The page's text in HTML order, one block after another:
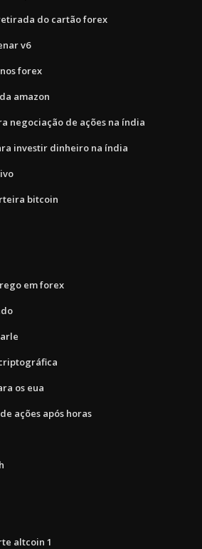
do cartão forex
v6
forex
amazon
negociação de ações na índia
investir dinheiro na índia
bitcoin
em forex
os eua
ações após horas
altcoin 1